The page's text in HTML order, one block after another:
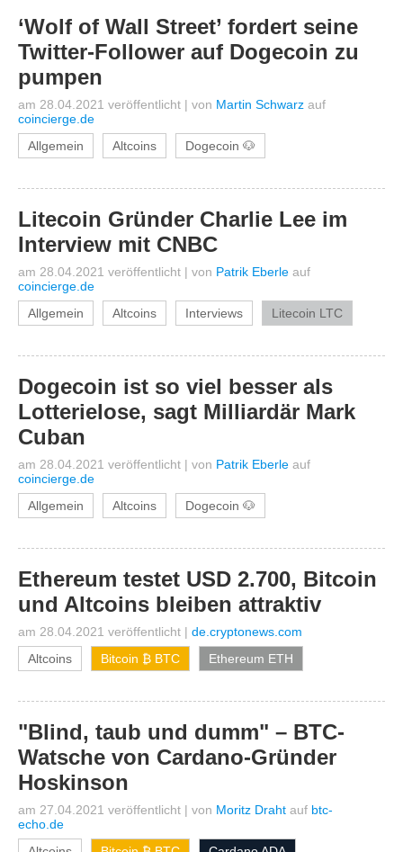
‘Wolf of Wall Street’ fordert seine
Twitter-Follower auf Dogecoin zu
pumpen
am 28.04.2021 veröffentlicht | von Martin Schwarz auf
coincierge.de
Allgemein
Altcoins Dogecoin 🐶
Litecoin Gründer Charlie Lee im
Interview mit CNBC
am 28.04.2021 veröffentlicht | von Patrik Eberle auf
coincierge.de
Allgemein
Altcoins Interviews Litecoin LTC
Dogecoin ist so viel besser als
Lotterielose, sagt Milliardär Mark
Cuban
am 28.04.2021 veröffentlicht | von Patrik Eberle auf
coincierge.de
Allgemein
Altcoins Dogecoin 🐶
Ethereum testet USD 2.700, Bitcoin
und Altcoins bleiben attraktiv
am 28.04.2021 veröffentlicht | de.cryptonews.com
Altcoins
Bitcoin ₿ BTC Ethereum ETH
"Blind, taub und dumm" – BTC-
Watsche von Cardano-Gründer
Hoskinson
am 27.04.2021 veröffentlicht | von Moritz Draht auf btc-
echo.de